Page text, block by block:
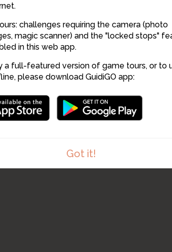
challenges requiring the camera (photo
magic scanner) and the "locked stops"
in this web app.
a full-featured version of game tours, or to
please download GuidiGO app:
Got it!
18
14
13
12